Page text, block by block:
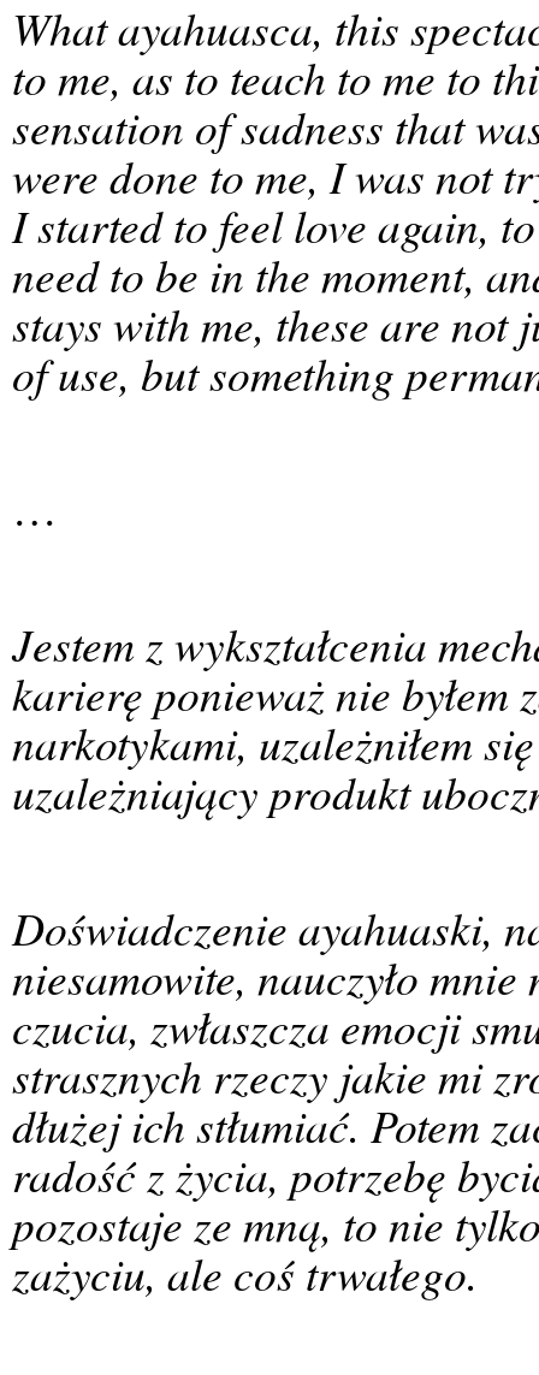
What ayahuasca, this
to me, as to teach to me to
sensation of sadness that
were done to me, I was not
I started to feel love again,
need to be in the moment,
stays with me, these are
of use, but something
…
Jestem z wykształcenia
karierę ponieważ nie byłem
narkotykami, uzależniłem
uzależniający produkt
Doświadczenie ayahuaski,
niesamowite, nauczyło
czucia, zwłaszcza emocji
strasznych rzeczy jakie mi
dłużej ich stłumiać. Potem
radość z życia, potrzebę
pozostaje ze mną, to nie
zażyciu, ale coś trwałego.